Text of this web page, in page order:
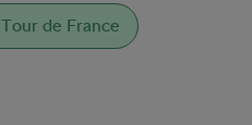
Tour de France